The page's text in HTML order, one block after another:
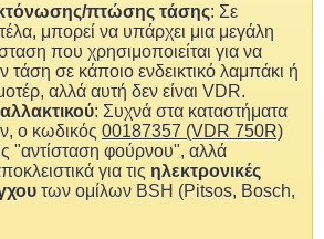
πτώσης τάσης: Σε
μπορεί να υπάρχει μια μεγάλη
που χρησιμοποιείται για να
τάση σε κάποιο ενδεικτικό λαμπάκι ή
αλλά αυτή δεν είναι VDR.
: Συχνά στα καταστήματα
ο κωδικός 00187357 (VDR 750R)
"αντίσταση φούρνου", αλλά
για τις ηλεκτρονικές
των ομίλων BSH (Pitsos, Bosch,